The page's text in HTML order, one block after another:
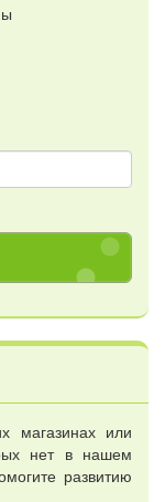
магазинах или
нет в нашем
развитию